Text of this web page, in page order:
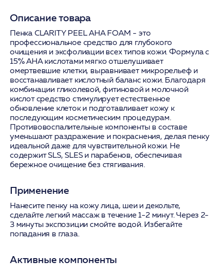
Описание товара
Пенка CLARITY PEEL AHA FOAM - это
профессиональное средство для глубокого
очищения и эксфолиации всех типов кожи. Формула с
15% AHA кислотами мягко отшелушивает
омертвевшие клетки, выравнивает микрорельеф и
восстанавливает кислотный баланс кожи. Благодаря
комбинации гликолевой, фитиновой и молочной
кислот средство стимулирует естественное
обновление клеток и подготавливает кожу к
последующим косметическим процедурам.
Противовоспалительные компоненты в составе
уменьшают раздражение и покраснения, делая пенку
идеальной даже для чувствительной кожи. Не
содержит SLS, SLES и парабенов, обеспечивая
бережное очищение без стягивания.
Применение
Нанесите пенку на кожу лица, шеи и декольте,
сделайте легкий массаж в течение 1-2 минут. Через 2-
3 минуты экспозиции смойте водой. Избегайте
попадания в глаза.
Активные компоненты